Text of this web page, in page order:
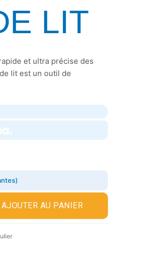
LIT
et ultra précise des
lit est un outil de
AJOUTER AU PANIER